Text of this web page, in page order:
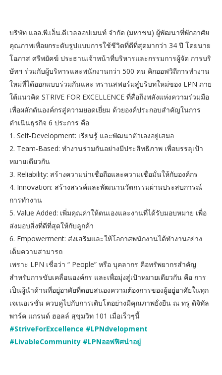
บริษัท แอล.พี.เอ็น.ดีเวลลอปเมนท์ จำกัด (มหาชน) ผู้พัฒนาที่พักอาศัย
คุณภาพเพื่อยกระดับรูปแบบการใช้ชีวิตที่ดีที่สุดมากว่า 34 ปี โดยนาย
โอภาส ศรีพยัคฆ์ ประธานเจ้าหน้าที่บริหารและกรรมการผู้จัด การบริ
ษัทฯ ร่วมกับผู้บริหารและพนักงานกว่า 500 คน คิกออฟวิถีการทำงาน
ใหม่ที่ได้ออกแบบร่วมกันและ ทรานสฟอร์มสู่บริบทใหม่ของ LPN ภาย
ใต้แนวคิด STRIVE FOR EXCELLENCE ที่สื่อถึงพลังแห่งความร่วมมือ
เพื่อผลักดันองค์กรสู่ความยอดเยี่ยม ด้วยองค์ประกอบสำคัญในการ
ดำเนินธุรกิจ 6 ประการ คือ
1. Self-Development: เรียนรู้ และพัฒนาตัวเองอยู่เสมอ
2. Team-Based: ทำงานร่วมกันอย่างมีประสิทธิภาพ เพื่อบรรลุเป้า
หมายเดียวกัน
3. Reliability: สร้างความน่าเชื่อถือและความเชื่อมั่นให้กับองค์กร
4. Innovation: สร้างสรรค์และพัฒนานวัตกรรมผ่านประสบการณ์
การทำงาน
5. Value Added: เพิ่มคุณค่าให้ตนเองและงานที่ได้รับมอบหมาย เพื่อ
ส่งมอบสิ่งที่ดีที่สุดให้กับลูกค้า
6. Empowerment: ส่งเสริมและให้โอกาสพนักงานได้ทำงานอย่าง
เต็มความสามารถ
เพราะ LPN เชื่อว่า “ People” หรือ บุคลากร คือทรัพยากรสำคัญ
สำหรับการขับเคลื่อนองค์กร และเพื่อมุ่งสู่เป้าหมายเดียวกัน คือ การ
เป็นผู้นำด้านที่อยู่อาศัยที่ตอบสนองความต้องการของผู้อยู่อาศัยในทุก
เจเนอเรชั่น ควบคู่ไปกับการเติบโตอย่างมีคุณภาพยั่งยืน ณ ทรู ดิจิทัล
พาร์ค แกรนด์ ฮอลล์ สุขุมวิท 101 เมื่อเร็วๆนี้
#StriveForExcellence #LPNdvelopment
#LivableCommunity #LPNออฟฟิศน่าอยู่